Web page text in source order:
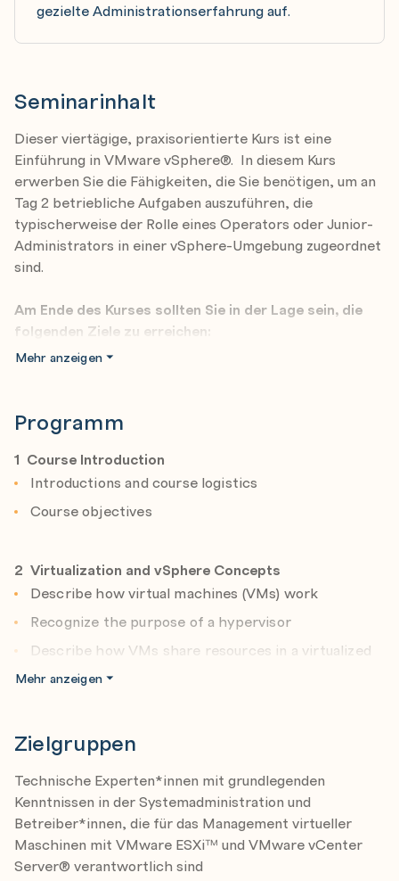
gezielte Administrationserfahrung auf.
Seminarinhalt
Dieser viertägige, praxisorientierte Kurs ist eine
Einführung in VMware vSphere®. In diesem Kurs
erwerben Sie die Fähigkeiten, die Sie benötigen, um an
Tag 2 betriebliche Aufgaben auszuführen, die
typischerweise der Rolle eines Operators oder Junior-
Administrators in einer vSphere-Umgebung zugeordnet
sind.
Am Ende des Kurses sollten Sie in der Lage sein, die
folgenden Ziele zu erreichen:
Beschreiben Sie Virtualisierung und virtuelle
Software-definierte Rechenzentrum (SDDC)
Erläutern Sie die Konzepte der Server-, Netzwerk-
und Speichervirtualisierung
Überwachung von Netzwerk- und
vSphere® Client™
Bereitstellen, Konfigurieren und Klonen von
virtuellen Maschinen
Migrieren, Überwachen und Verwalten virtueller
Maschinen
Erkennen, wie vSphere DRS und VMware vSphere®
High Availability die Performance und
Verfügbarkeit eines vSphere-Clusters verbessern
Zertifizierung
Mehr anzeigen
Programm
1 Course Introduction
Introductions and course logistics
Course objectives
2 Virtualization and vSphere Concepts
Describe how virtual machines (VMs) work
Recognize the purpose of a hypervisor
Describe how VMs share resources in a virtualized
environment
Describe the relationship between vSphere, the
SDDC, and cloud computing
Recognize the functions of the components in a
vSphere environment
Access and view vSphere graphical user interfaces
Identify VMware solutions that integrate with
Mehr anzeigen
Zielgruppen
Technische Experten*innen mit grundlegenden
Kenntnissen in der Systemadministration und
Betreiber*innen, die für das Management virtueller
Maschinen mit VMware ESXi™ und VMware vCenter
Server® verantwortlich sind